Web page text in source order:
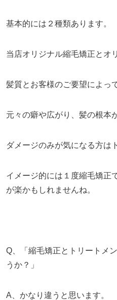
基本的には２種類あります。
当店オリジナル縮毛矯正とオ
髪質とお客様のご要望によっ
元々の癖や広がり、髪の根本
ダメージのみが気になる方は
イメージ的には１度縮毛矯正
が楽かもしれませんね。
Q、「縮毛矯正とトリートメ
うか？」
A、かなり違うと思います。